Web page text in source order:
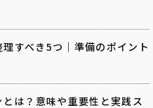
すべき5つ｜準備のポイント
は？意味や重要性と実践ス